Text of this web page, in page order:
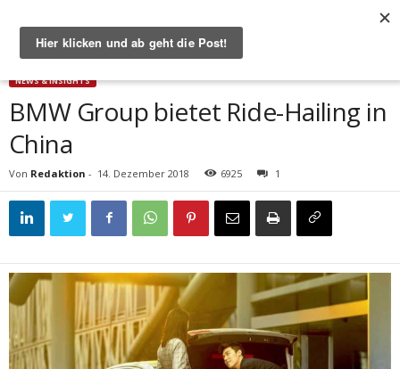
Start News & Insights BMW Group bietet Ride-Hailing in China
NEWS & INSIGHTS
BMW Group bietet Ride-Hailing in
China
Von Redaktion - 14. Dezember 2018 6925 1